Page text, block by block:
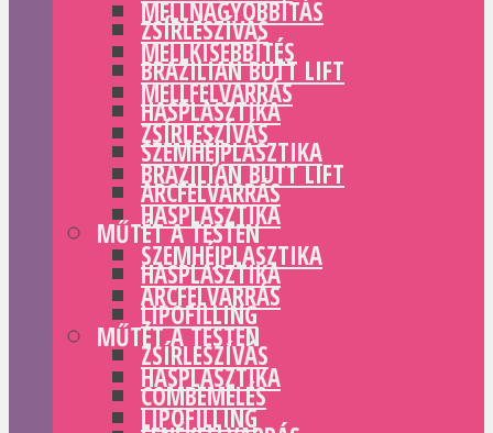
ZSÍRLESZÍVÁS
BRAZILIAN BUTT LIFT
HASPLASZTIKA
SZEMHÉJPLASZTIKA
ARCFELVARRÁS
MŰTÉT A TESTEN
HASPLASZTIKA
LIPOFILLING
ZSÍRLESZÍVÁS
COMBEMELÉS
MELLNAGYOBBÍTÁS
MELLKISEBBÍTÉS
MELLFELVARRÁS
ZSÍRLESZÍVÁS
BRAZILIAN BUTT LIFT
HASPLASZTIKA
SZEMHÉJPLASZTIKA
ARCFELVARRÁS
MŰTÉT A TESTEN
HASPLASZTIKA
LIPOFILLING